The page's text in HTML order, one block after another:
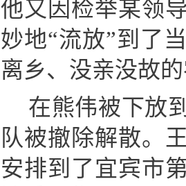
他又因检举某领
妙地“流放”到了
离乡、没亲没故
在熊伟被下放
队被撤除解散。
安排到了宜宾市